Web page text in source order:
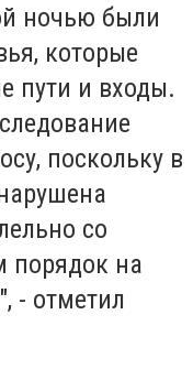
ночью были
которые
пути и входы.
поскольку в
со
порядок на
- отметил